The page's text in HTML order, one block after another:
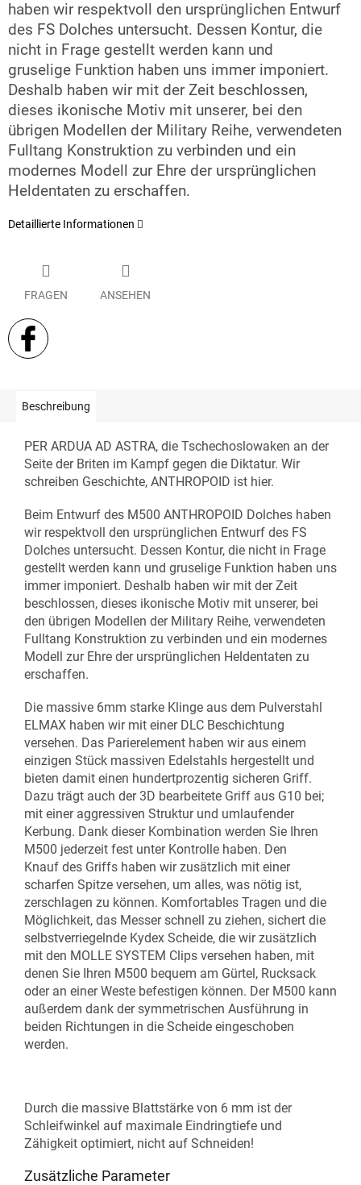
haben wir respektvoll
den ursprünglichen Entwurf
des FS Dolches untersucht. Dessen Kontur, die
nicht in Frage gestellt werden kann und
gruselige Funktion haben uns immer imponiert.
Deshalb haben wir mit der Zeit beschlossen,
dieses ikonische Motiv mit unserer, bei den
übrigen Modellen der Military Reihe, verwendeten
Fulltang Konstruktion zu verbinden und ein
modernes Modell zur Ehre der ursprünglichen
Heldentaten zu erschaffen.
Detaillierte Informationen
FRAGEN ANSEHEN
Beschreibung
PER ARDUA AD ASTRA, die Tschechoslowaken an der
Seite der Briten im Kampf gegen die Diktatur. Wir
schreiben Geschichte, ANTHROPOID ist hier.
Beim Entwurf des M500 ANTHROPOID Dolches haben
wir respektvoll den ursprünglichen Entwurf des FS
Dolches untersucht. Dessen Kontur, die nicht in Frage
gestellt werden kann und gruselige Funktion haben uns
immer imponiert. Deshalb haben wir mit der Zeit
beschlossen, dieses ikonische Motiv mit unserer, bei
den übrigen Modellen der Military Reihe, verwendeten
Fulltang Konstruktion zu verbinden und ein modernes
Modell zur Ehre der ursprünglichen Heldentaten zu
erschaffen.
Die massive 6mm starke Klinge aus dem Pulverstahl
ELMAX haben wir mit einer DLC Beschichtung
versehen. Das Parierelement haben wir aus einem
einzigen Stück massiven Edelstahls hergestellt und
bieten damit einen hundertprozentig sicheren Griff.
Dazu trägt auch der 3D bearbeitete Griff aus G10 bei;
mit einer aggressiven Struktur und umlaufender
Kerbung. Dank dieser Kombination werden Sie Ihren
M500 jederzeit fest unter Kontrolle haben. Den
Knauf des Griffs haben wir zusätzlich mit einer
scharfen Spitze versehen, um alles, was nötig ist,
zerschlagen zu können. Komfortables Tragen und die
Möglichkeit, das Messerschnell zu ziehen, sichert die
selbstverriegelnde Kydex Scheide, die wir zusätzlich
mit den MOLLE SYSTEM Clips versehen haben, mit
denen Sie Ihren M500 bequem am Gürtel, Rucksack
oder an einerWeste befestigen können. Der M500 kann
außerdem dank der symmetrischen Ausführung in
beiden Richtungen in die Scheide eingeschoben
werden.
Durch die massive Blattstärke von 6 mm ist der
Schleifwinkel auf maximale Eindringtiefe und
Zähigkeit optimiert, nicht auf Schneiden!
Zusätzliche Parameter